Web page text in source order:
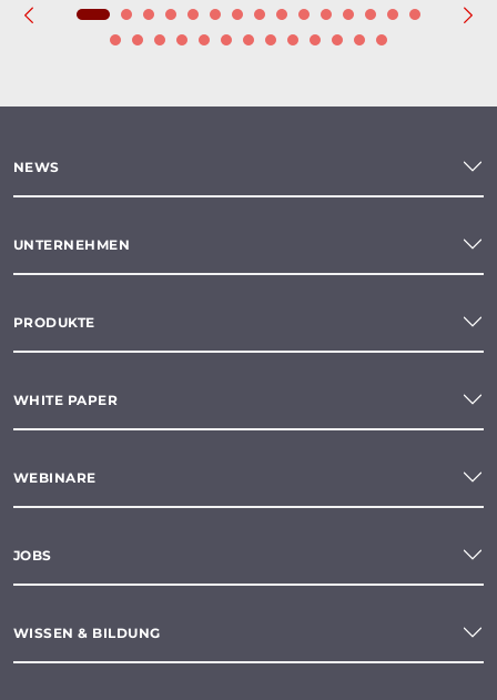
NEWS
UNTERNEHMEN
PRODUKTE
WHITE PAPER
WEBINARE
JOBS
WISSEN & BILDUNG